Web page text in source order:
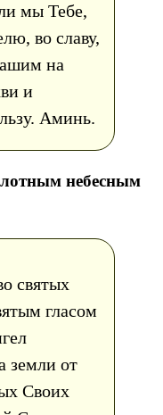
мы Тебе,
во славу,
на
и
Аминь.
небесным
святых
гласом
земли от
Своих